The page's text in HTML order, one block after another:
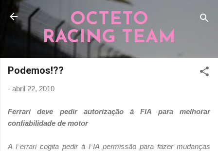
Pular para o conteúdo principal
OCTETO
RACING TEAM
Podemos!??
- abril 22, 2010
Ferrari deve pedir autorização à FIA para melhorar
confiabilidade de motor
A Ferrari cogita pedir à FIA permissão para fazer mudanças